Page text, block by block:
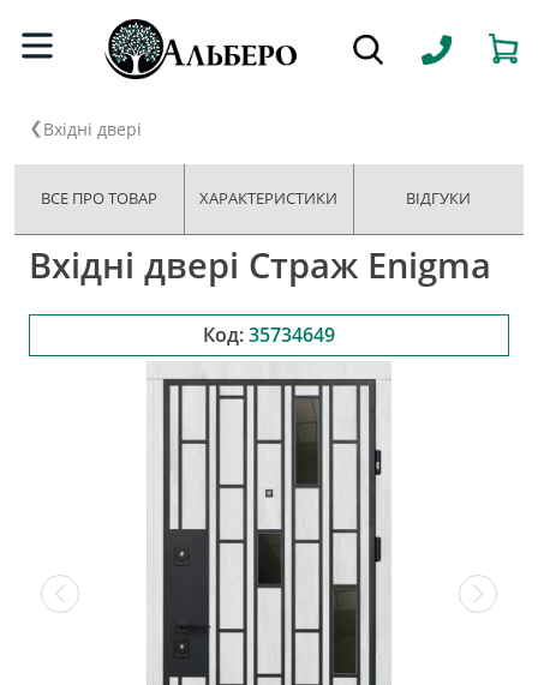
Вхідні двері
ВСЕ ПРО ТОВАР ХАРАКТЕРИСТИКИ ВІДГУКИ
Вхідні двері Страж Enigma
Код:35734649